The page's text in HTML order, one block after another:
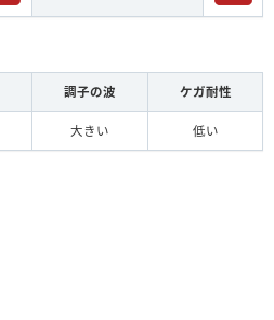
調子の波 ケガ耐性
大きい 低い